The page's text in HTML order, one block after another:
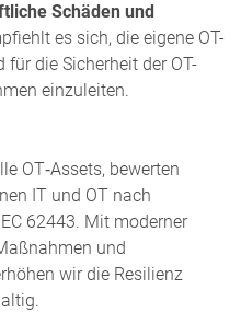
Schäden und
es sich, die eigene OT-
die Sicherheit der OT-
einzuleiten.
OT‑Assets, bewerten
IT und OT nach
62443. Mit moderner
und
wir die Resilienz